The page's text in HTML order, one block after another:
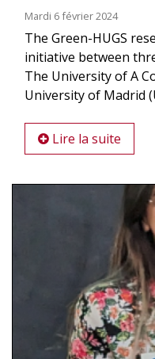
Mardi 6 février 2024
The Green-HUGS
initiative between
The University of A
University of Madrid
Lire la suite